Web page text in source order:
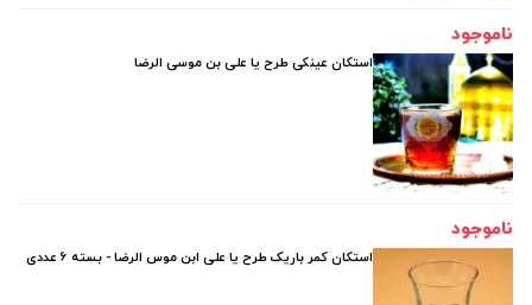
ناموجود
استکان عینکی طرح یا علی بن موسی الرضا
ناموجود
استکان کمر باریک طرح یا علی ابن موس الرضا - بسته 6 عددی